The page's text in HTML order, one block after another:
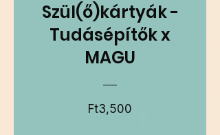
Szül(ő)kártyák -
Tudásépítők x
MAGU
Ft3,500